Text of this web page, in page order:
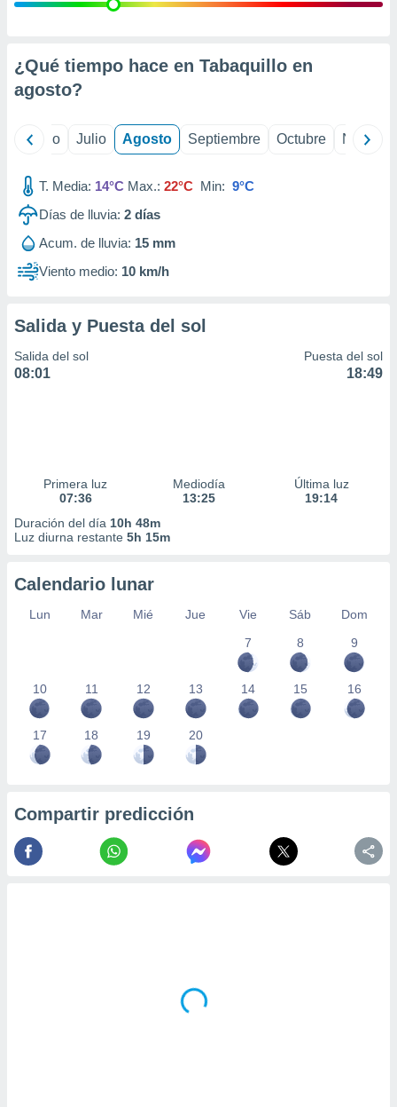
e
mediante
de
1199
¿Qué tiempo hace en Tabaquillo en
agosto?
Junio Julio Agosto Septiembre Octubre
T. Media: 14°C Max.: 22°C Min: 9°C
Días de lluvia: 2 días
Acum. de lluvia: 15 mm
Viento medio: 10 km/h
Salida y Puesta del sol
Salida del sol
08:01
Puesta del sol
18:49
Primera luz
07:36
Mediodía
13:25
Última luz
19:14
Duración del día 10h 48m
Luz diurna restante 5h 15m
Calendario lunar
Lun Mar Mié Jue Vie Sáb
Dom
7
8 9
10 11 12 13 14 15 16
17 18 19 20
Compartir predicción